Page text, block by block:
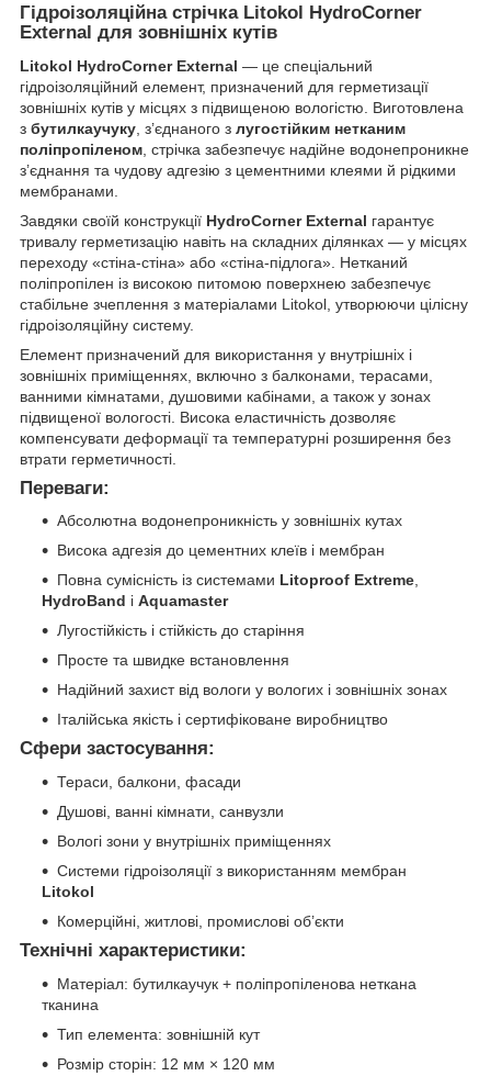
Гідроізоляційна стрічка Litokol HydroCorner
External для зовнішніх кутів
Litokol HydroCorner External — це спеціальний
гідроізоляційний елемент, призначений для герметизації
зовнішніх кутів у місцях з підвищеною вологістю. Виготовлена
з бутилкаучуку , з’єднаного з лугостійким нетканим
поліпропіленом , стрічка забезпечує надійне водонепроникне
з’єднання та чудову адгезію з цементними клеями й рідкими
мембранами.
Завдяки своїй конструкції HydroCorner External гарантує
тривалу герметизацію навіть на складних ділянках — у місцях
переходу «стіна-стіна» або «стіна-підлога». Нетканий
поліпропілен із високою питомою поверхнею забезпечує
стабільне зчеплення з матеріалами Litokol, утворюючи цілісну
гідроізоляційну систему.
Елемент призначений для використання у внутрішніх і
зовнішніх приміщеннях, включно з балконами, терасами,
ванними кімнатами, душовими кабінами, а також у зонах
підвищеної вологості. Висока еластичність дозволяє
компенсувати деформації та температурні розширення без
втрати герметичності.
Переваги:
Абсолютна водонепроникність у зовнішніх кутах
Висока адгезія до цементних клеїв і мембран
Повна сумісність із системами Litoproof Extreme,
HydroBand і Aquamaster
Лугостійкість і стійкість до старіння
Просте та швидке встановлення
Надійний захист від вологи у вологих і зовнішніх зонах
Італійська якість і сертифіковане виробництво
Сфери застосування:
Тераси, балкони, фасади
Душові, ванні кімнати, санвузли
Вологі зони у внутрішніх приміщеннях
Системи гідроізоляції з використанням мембран
Litokol
Комерційні, житлові, промислові об’єкти
Технічні характеристики:
Матеріал: бутилкаучук + поліпропіленова неткана
тканина
Тип елемента: зовнішній кут
Розмір сторін: 12 мм × 120 мм